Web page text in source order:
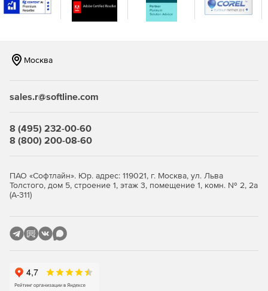
определенные адреса, так и увеличивать ее
эффективность.
сотрудников, а следовательно – существенно
строй и упрощает сопровождение продукта.
Уникальные технологии обнаружения неизвестных
(при старте системы).
планировщика Windows.
Москва
sales.r@softline.com
8 (495) 232-00-60
8 (800) 200-08-60
ПАО «Софтлайн». Юр. адрес: 119021, г. Москва, ул. Льва
Толстого, дом 5, строение 1, этаж 3, помещение 1, комн. № 2, 2а
(А-311)